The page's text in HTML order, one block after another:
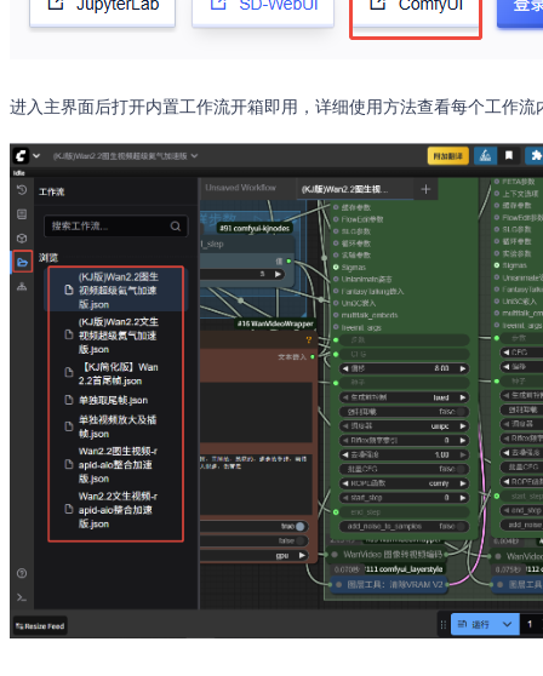
进入主界面后打开内置工作流开箱即用，详细使用方法查看每个工作流